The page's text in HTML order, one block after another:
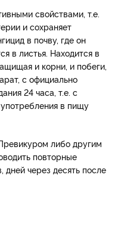
свойствами, т.е.
и сохраняет
в почву, где он
в листья. Находится в
и корни, и побеги,
с официально
24 часа, т.е. с
в пищу
либо другим
повторные
дней через десять после